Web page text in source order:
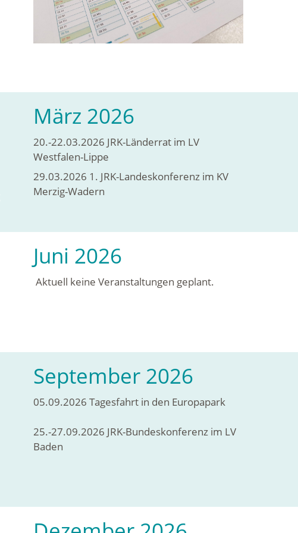
März 2026
20.-22.03.2026 JRK-Länderrat im LV
Westfalen-Lippe
29.03.2026 1. JRK-Landeskonferenz im KV
Merzig-Wadern
Juni 2026
Aktuell keine Veranstaltungen geplant.
September 2026
05.09.2026 Tagesfahrt in den Europapark
25.-27.09.2026 JRK-Bundeskonferenz im LV
Baden